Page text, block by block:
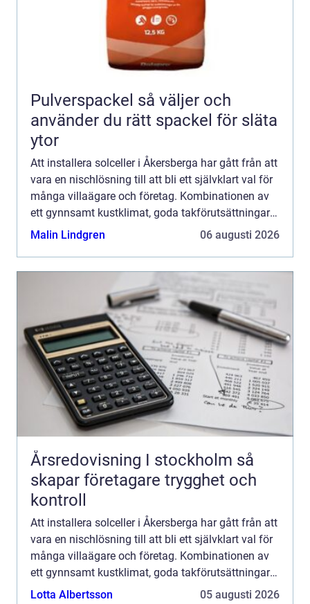
Pulverspackel så väljer och
använder du rätt spackel för släta
ytor
Att installera solceller i Åkersberga har gått från att
vara en nischlösning till att bli ett självklart val för
många villaägare och företag. Kombinationen av
ett gynnsamt kustklimat, goda takförutsättningar
och en växande lokal klimatmedvetenhet gö...
Malin Lindgren 06 augusti 2026
Årsredovisning I stockholm så
skapar företagare trygghet och
kontroll
Att installera solceller i Åkersberga har gått från att
vara en nischlösning till att bli ett självklart val för
många villaägare och företag. Kombinationen av
ett gynnsamt kustklimat, goda takförutsättningar
och en växande lokal klimatmedvetenhet gö...
Lotta Albertsson 05 augusti 2026